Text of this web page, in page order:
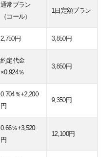
通常プラン
（コール）
1日定額プラン
2,750円 3,850円
約定代金
×0.924％
3,850円
0.704％+2,200
円
9,350円
0.66％+3,520
円
12,100円